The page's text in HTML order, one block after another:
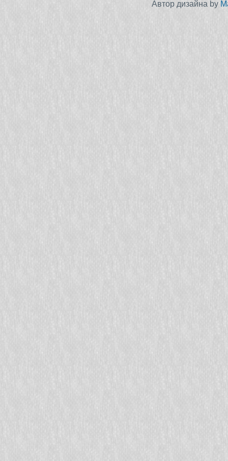
Автор дизайна by